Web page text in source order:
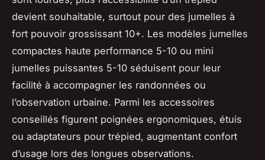
devient souhaitable, surtout pour des jumelles à
fort pouvoir grossissant 10+. Les modèles jumelles
compactes haute performance 5-10 ou mini
jumelles puissantes 5-10 séduisent pour leur
facilité à accompagner les randonnées ou
l’observation urbaine. Parmi les accessoires
conseillés figurent poignées ergonomiques, étuis
ou adaptateurs pour trépied, augmentant confort
d’usage lors des longues observations.